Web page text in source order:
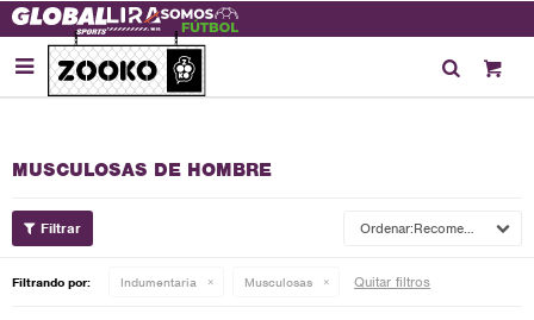

MUSCULOSAS DE HOMBRE
Recomendados
Filtrando por: Indumentaria Musculosas Quitar filtros